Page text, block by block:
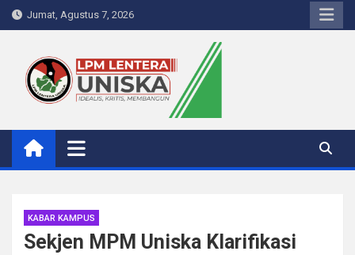
Skip
to
Jumat, Agustus 7, 2026
LPM Lentera Uniska
Portal Berita Kampus
KABAR KAMPUS
Sekjen MPM Uniska Klarifikasi